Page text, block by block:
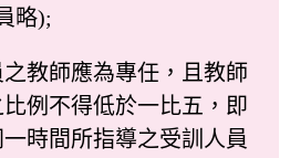
略);
教師應為專任，且教師
例不得低於一比五，即
時間所指導之受訓人員